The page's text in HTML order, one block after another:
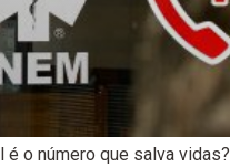
é o número que salva vidas?